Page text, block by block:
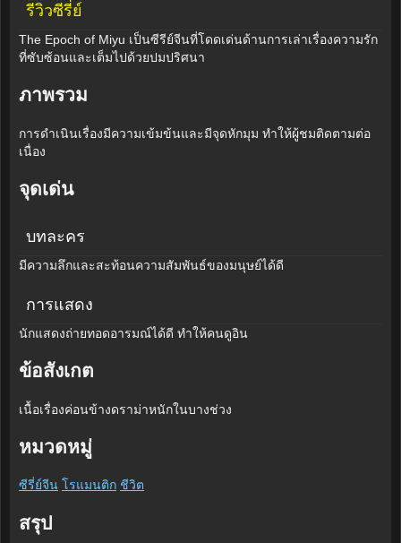
รีวิวซีรี่ย์
The Epoch of Miyu เป็นซีรีย์จีนที่โดดเด่นด้านการเล่าเรื่องความรัก
ที่ซับซ้อนและเต็มไปด้วยปมปริศนา
ภาพรวม
การดำเนินเรื่องมีความเข้มข้นและมีจุดหักมุม ทำให้ผู้ชมติดตามต่อ
เนื่อง
จุดเด่น
บทละคร
มีความลึกและสะท้อนความสัมพันธ์ของมนุษย์ได้ดี
การแสดง
นักแสดงถ่ายทอดอารมณ์ได้ดี ทำให้คนดูอิน
ข้อสังเกต
เนื้อเรื่องค่อนข้างดราม่าหนักในบางช่วง
หมวดหมู่
ซีรี่ย์จีน โรแมนติก ชีวิต
สรุป